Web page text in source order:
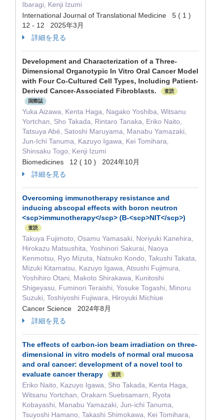
Ibaragi, Kenji Izumi
International Journal of Translational Medicine 5 ( 1 )
12 - 12 2025年3月
詳細を見る
Development and Characterization of a Three-
Dimensional Organotypic In Vitro Oral Cancer Model
with Four Co-Cultured Cell Types, Including Patient-
Derived Cancer-Associated Fibroblasts.
査読
国際誌
Yuka Aizawa, Kenta Haga, Nagako Yoshiba, Witsanu
Yortchan, Sho Takada, Rintaro Tanaka, Eriko Naito,
Tatsuya Abé, Satoshi Maruyama, Manabu Yamazaki,
Jun-Ichi Tanuma, Kazuyo Igawa, Kei Tomihara,
Shinsaku Togo, Kenji Izumi
Biomedicines 12 ( 10 ) 2024年10月
詳細を見る
Overcoming immunotherapy resistance and
inducing abscopal effects with boron neutron
<scp>immunotherapy</scp> (B‐<scp>NIT</scp>)
査読
Takuya Fujimoto, Osamu Yamasaki, Noriyuki Kanehira,
Hirokazu Matsushita, Yoshinori Sakurai, Naoya
Kenmotsu, Ryo Mizuta, Natsuko Kondo, Takushi Takata,
Mizuki Kitamatsu, Kazuyo Igawa, Atsushi Fujimura,
Yoshihiro Otani, Makoto Shirakawa, Kunitoshi
Shigeyasu, Fuminori Teraishi, Yosuke Togashi, Minoru
Suzuki, Toshiyoshi Fujiwara, Hiroyuki Michiue
Cancer Science 2024年8月
詳細を見る
The effects of carbon-ion beam irradiation on three-
dimensional in vitro models of normal oral mucosa
and oral cancer: development of a novel tool to
evaluate cancer therapy
査読
Eriko Naito, Kazuyo Igawa, Sho Takada, Kenta Haga,
Witsanu Yortchan, Orakarn Suebsamarn, Ryota
Kobayashi, Manabu Yamazaki, Jun-ichi Tanuma,
Tsuyoshi Hamano, Takashi Shimokawa, Kei Tomihara,